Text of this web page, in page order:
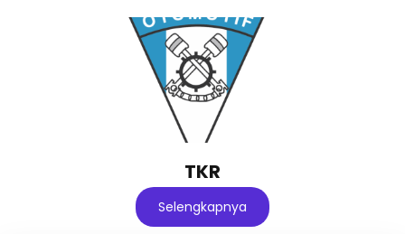
TKR
Selengkapnya